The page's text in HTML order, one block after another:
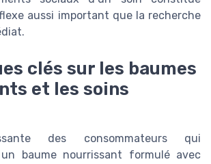
aussi important que la recherche
clés sur les baumes
et les soins
des consommateurs qui
baume nourrissant formulé avec